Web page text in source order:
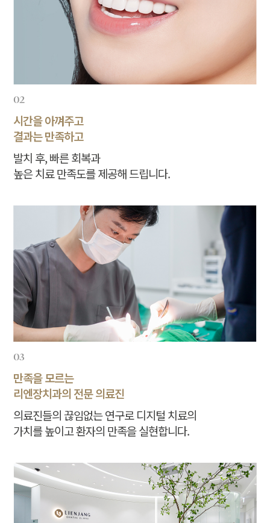
02
시간을 아껴주고
결과는 만족하고
발치 후, 빠른 회복과
높은 치료 만족도를 제공해 드립니다.
03
만족을 모르는
리엔장치과의 전문 의료진
의료진들의 끊임없는 연구로 디지털 치료의
가치를 높이고 환자의 만족을 실현합니다.